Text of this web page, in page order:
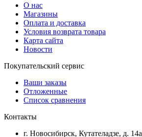
О нас
Магазины
Оплата и доставка
Условия возврата товара
Карта сайта
Новости
Покупательский сервис
Ваши заказы
Отложенные
Список сравнения
Контакты
г. Новосибирск, Кутателадзе, д. 14а